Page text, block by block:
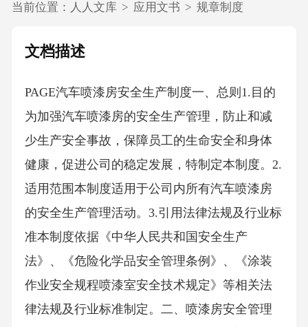
当前位置： 人人文库 > 应用文书 > 规章制度
文档描述
PAGE汽车喷漆房安全生产制度一、总则1.目的
为加强汽车喷漆房的安全生产管理，防止和减
少生产安全事故，保障员工的生命安全和身体
健康，促进公司的稳定发展，特制定本制度。2.
适用范围本制度适用于公司内所有汽车喷漆房
的安全生产管理活动。3.引用法律法规及行业标
准本制度依据《中华人民共和国安全生产
法》、《危险化学品安全管理条例》、《涂装
作业安全规程喷漆室安全技术规定》等相关法
律法规及行业标准制定。二、喷漆房安全管理